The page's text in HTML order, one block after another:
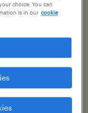
choice. You can
is in our cookie